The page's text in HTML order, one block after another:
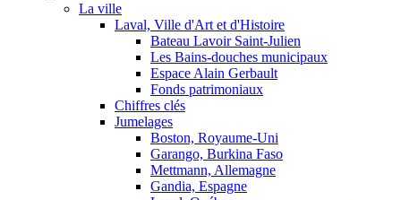
La ville
Laval, Ville d'Art et d'Histoire
Bateau Lavoir Saint-Julien
Les Bains-douches municipaux
Espace Alain Gerbault
Fonds patrimoniaux
Chiffres clés
Jumelages
Boston, Royaume-Uni
Garango, Burkina Faso
Mettmann, Allemagne
Gandia, Espagne